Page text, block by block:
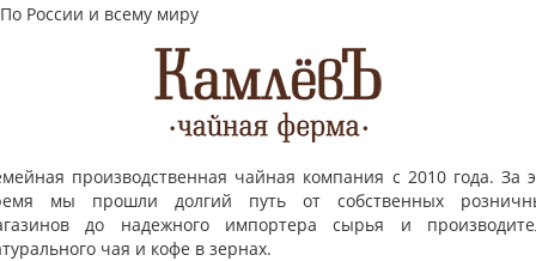
По России и всему миру
производственная чайная компания с 2010 года. За
мы прошли долгий путь от собственных
до надежного импортера сырья и
чая и кофе в зернах.